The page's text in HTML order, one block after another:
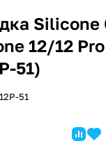
Silicone
12/12
51)
12P-51